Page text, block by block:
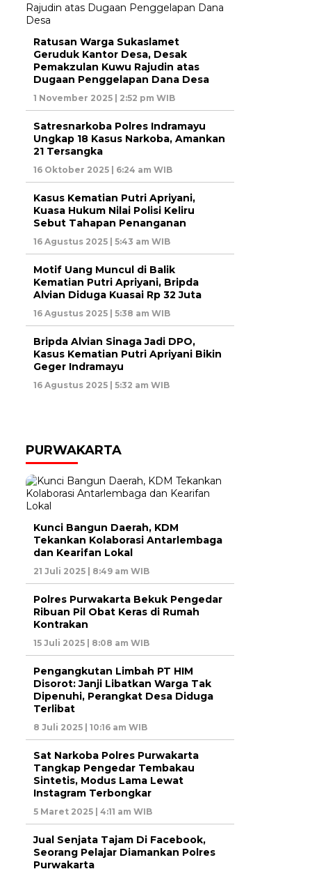
Ratusan Warga Sukaslamet
Geruduk Kantor Desa, Desak
Pemakzulan Kuwu Rajudin atas
Dugaan Penggelapan Dana Desa
1 November 2025 | 2:52 pm WIB
Satresnarkoba Polres Indramayu
Ungkap 18 Kasus Narkoba, Amankan
21 Tersangka
16 Oktober 2025 | 6:24 am WIB
Kasus Kematian Putri Apriyani,
Kuasa Hukum Nilai Polisi Keliru
Sebut Tahapan Penanganan
16 Agustus 2025 | 5:43 am WIB
Motif Uang Muncul di Balik
Kematian Putri Apriyani, Bripda
Alvian Diduga Kuasai Rp 32 Juta
16 Agustus 2025 | 5:38 am WIB
Bripda Alvian Sinaga Jadi DPO,
Kasus Kematian Putri Apriyani Bikin
Geger Indramayu
16 Agustus 2025 | 5:32 am WIB
PURWAKARTA
Kunci Bangun Daerah, KDM
Tekankan Kolaborasi Antarlembaga
dan Kearifan Lokal
21 Juli 2025 | 8:49 am WIB
Polres Purwakarta Bekuk Pengedar
Ribuan Pil Obat Keras di Rumah
Kontrakan
15 Juli 2025 | 8:08 am WIB
Pengangkutan Limbah PT HIM
Disorot: Janji Libatkan Warga Tak
Dipenuhi, Perangkat Desa Diduga
Terlibat
8 Juli 2025 | 10:16 am WIB
Sat Narkoba Polres Purwakarta
Tangkap Pengedar Tembakau
Sintetis, Modus Lama Lewat
Instagram Terbongkar
5 Maret 2025 | 4:11 am WIB
Jual Senjata Tajam Di Facebook,
Seorang Pelajar Diamankan Polres
Purwakarta